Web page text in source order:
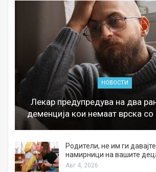
НОВОСТИ
Лекар предупредува на два
деменција кои немаат врска со
Родители, не им ги
намирници на вашите
Авг 4, 2026